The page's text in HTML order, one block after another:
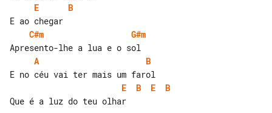
E
B
C#m
G#m
A
B
E
B E
B
Que é a luz do teu olhar